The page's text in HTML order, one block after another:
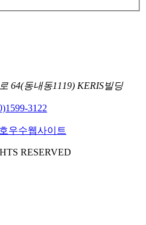
64(동내동1119) KERIS빌딩
1599-3122
RESERVED